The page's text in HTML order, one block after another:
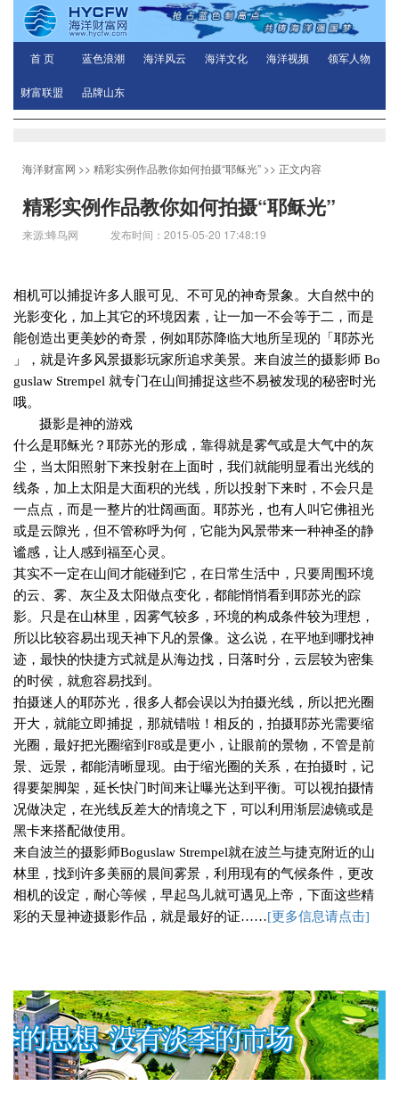
首 页 蓝色浪潮 海洋风云 海洋文化 海洋视频 领军人物
财富联盟 品牌山东
海洋财富网 >> 精彩实例作品教你如何拍摄“耶稣光” >> 正文内容
精彩实例作品教你如何拍摄“耶稣光”
来源:蜂鸟网 发布时间：2015-05-20 17:48:19
相机可以捕捉许多人眼可见、不可见的神奇景象。大自然中的
光影变化，加上其它的环境因素，让一加一不会等于二，而是
能创造出更美妙的奇景，例如耶苏降临大地所呈现的「耶苏光
」，就是许多风景摄影玩家所追求美景。来自波兰的摄影师 Bo
guslaw Strempel 就专门在山间捕捉这些不易被发现的秘密时光
哦。
摄影是神的游戏
什么是耶稣光？耶苏光的形成，靠得就是雾气或是大气中的灰
尘，当太阳照射下来投射在上面时，我们就能明显看出光线的
线条，加上太阳是大面积的光线，所以投射下来时，不会只是
一点点，而是一整片的壮阔画面。耶苏光，也有人叫它佛祖光
或是云隙光，但不管称呼为何，它能为风景带来一种神圣的静
谧感，让人感到福至心灵。
其实不一定在山间才能碰到它，在日常生活中，只要周围环境
的云、雾、灰尘及太阳做点变化，都能悄悄看到耶苏光的踪
影。只是在山林里，因雾气较多，环境的构成条件较为理想，
所以比较容易出现天神下凡的景像。这么说，在平地到哪找神
迹，最快的快捷方式就是从海边找，日落时分，云层较为密集
的时侯，就愈容易找到。
拍摄迷人的耶苏光，很多人都会误以为拍摄光线，所以把光圈
开大，就能立即捕捉，那就错啦！相反的，拍摄耶苏光需要缩
光圈，最好把光圈缩到 F8或是更小，让眼前的景物，不管是前
景、远景，都能清晰显现。由于缩光圈的关系，在拍摄时，记
得要架脚架，延长快门时间来让曝光达到平衡。可以视拍摄情
况做决定，在光线反差大的情境之下，可以利用渐层滤镜或是
黑卡来搭配做使用。
来自波兰的摄影师Boguslaw Strempel就在波兰与捷克附近的山
林里，找到许多美丽的晨间雾景，利用现有的气候条件，更改
相机的设定，耐心等候，早起鸟儿就可遇见上帝，下面这些精
彩的天显神迹摄影作品，就是最好的证……[更多信息请点击]